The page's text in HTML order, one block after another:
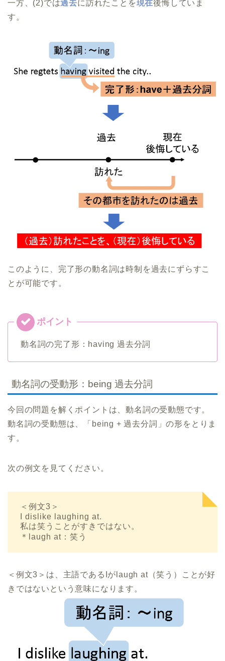
一方、(2)では過去に訪れたことを現在後悔していま
す。
このように、完了形の動名詞は時制を過去にずらすこ
とが可能です。
動名詞の完了形：having 過去分詞
動名詞の受動形：being 過去分詞
今回の問題を解くポイントは、動名詞の受動態です。
動名詞の受動態は、「being + 過去分詞」の形をとりま
す。
次の例文を見てください。
＜例文3＞
I dislike laughing at.
私は笑うことがすきではない。
＊laugh at：笑う
＜例文3＞は、主語であるIがlaugh at（笑う）ことが好
きではないという意味になります。